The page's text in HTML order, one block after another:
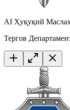
AI Ҳуқуқий
Тергов